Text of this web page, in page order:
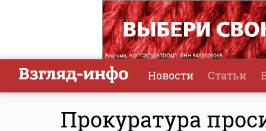
Новости Статьи
Прокуратура